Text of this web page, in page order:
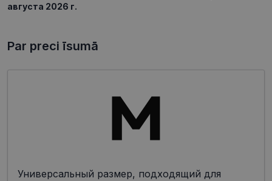
августа 2026 г.
Par preci īsumā
Универсальный размер, подходящий для